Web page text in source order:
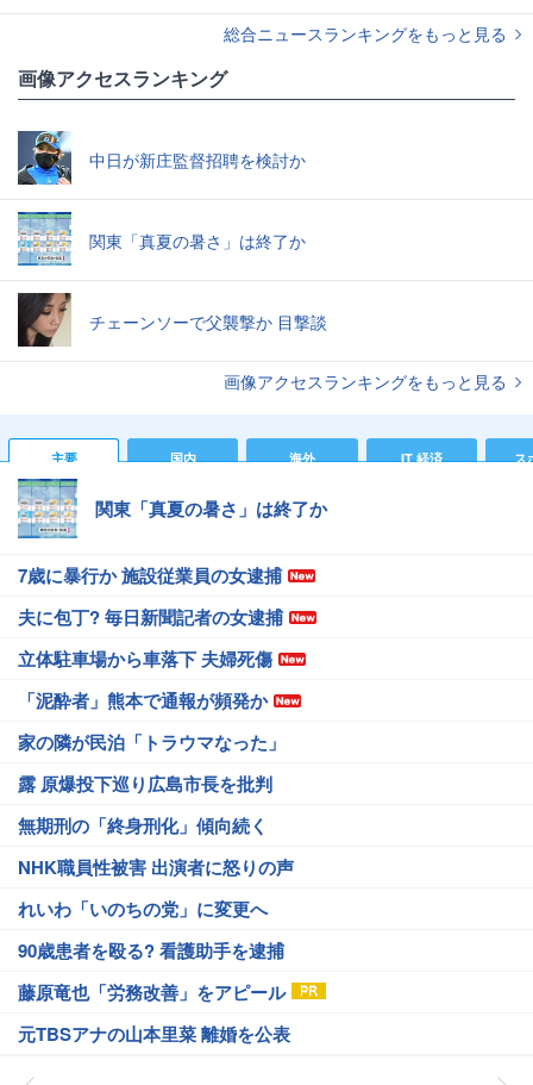
総合ニュースランキングをもっと見る
画像アクセスランキング
中日が新庄監督招聘を検討か
関東「真夏の暑さ」は終了か
チェーンソーで父襲撃か 目撃談
画像アクセスランキングをもっと見る
主要 国内 海外 IT 経済 ス
関東「真夏の暑さ」は終了か
7歳に暴行か 施設従業員の女逮捕
夫に包丁? 毎日新聞記者の女逮捕
立体駐車場から車落下 夫婦死傷
「泥酔者」熊本で通報が頻発か
家の隣が民泊「トラウマなった」
露 原爆投下巡り広島市長を批判
無期刑の「終身刑化」傾向続く
NHK職員性被害 出演者に怒りの声
れいわ「いのちの党」に変更へ
90歳患者を殴る? 看護助手を逮捕
藤原竜也「労務改善」をアピール
元TBSアナの山本里菜 離婚を公表